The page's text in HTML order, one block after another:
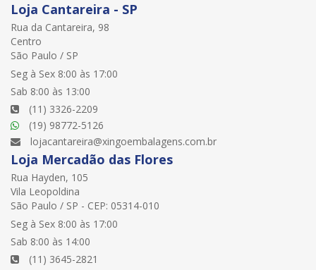
Loja Cantareira - SP
Rua da Cantareira, 98
Centro
São Paulo / SP
Seg à Sex 8:00 às 17:00
Sab 8:00 às 13:00
(11) 3326-2209
(19) 98772-5126
lojacantareira@xingoembalagens.com.br
Loja Mercadão das Flores
Rua Hayden, 105
Vila Leopoldina
São Paulo / SP - CEP: 05314-010
Seg à Sex 8:00 às 17:00
Sab 8:00 às 14:00
(11) 3645-2821